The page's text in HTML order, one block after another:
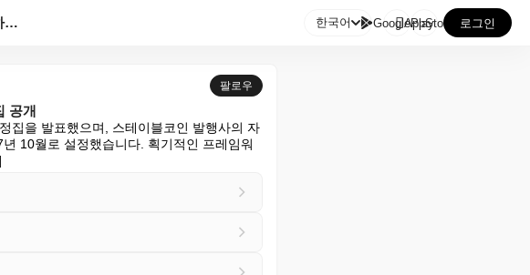
영국, FCA, 스테이블코인 자본 하한선 인하와 함께 ... 한국어 GooglePlay
AppStore 로그인
팔로우
공개
집을 발표했으며, 스테이블코인 발행사의 자
10월로 설정했습니다. 획기적인 프레임워